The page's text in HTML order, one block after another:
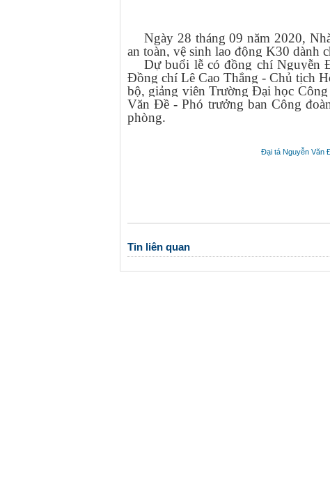
Ngày 28 tháng 09 năm 2020,
an toàn, vệ sinh lao động K30 dành
Dự buổi lễ có đồng chí Nguyễn
Đồng chí Lê Cao Thắng - Chủ tịch
bộ, giảng viên Trường Đại học
Văn Đề - Phó trưởng ban Công
phòng.
Đại tá Nguyễn Văn
Tin liên quan